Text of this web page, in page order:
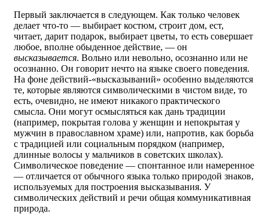
Первый заключается в следующем. Как только человек
делает что-то — выбирает костюм, строит дом, ест,
читает, дарит подарок, выбирает цветы, то есть совершает
любое, вполне обыденное действие, — он
высказывается. Вольно или невольно, осознанно или не
осознанно. Он говорит нечто на языке своего поведения.
На фоне действий-«высказываний» особенно выделяются
те, которые являются символическими в чистом виде, то
есть, очевидно, не имеют никакого практического
смысла. Они могут осмысляться как дань традиции
(например, покрытая голова у женщин и непокрытая у
мужчин в православном храме) или, напротив, как борьба
с традицией или социальным порядком (например,
длинные волосы у мальчиков в советских школах).
Символическое поведение — спонтанное или намеренное
— отличается от обычного языка только природой знаков,
используемых для построения высказывания. У
символических действий и речи общая коммуникативная
природа.